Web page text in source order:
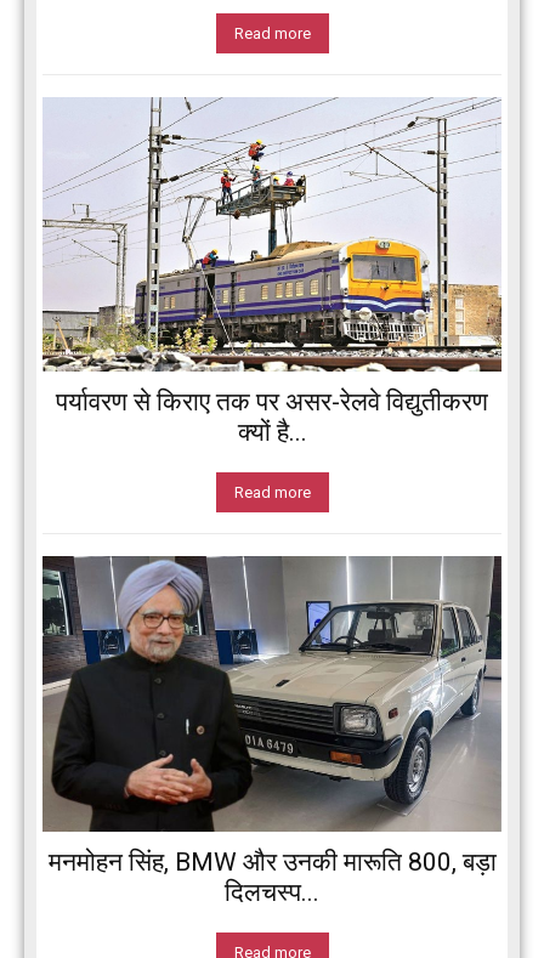
Read more
पर्यावरण से किराए तक पर असर-रेलवे विद्युतीकरण
क्यों है...
Read more
मनमोहन सिंह, BMW और उनकी मारूति 800, बड़ा
दिलचस्प...
Read more